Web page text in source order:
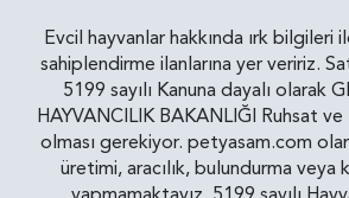
Evcil hayvanlar hakkında ırk bilgileri
sahiplendirme ilanlarına yer veririz.
5199 sayılı Kanuna dayalı olarak
HAYVANCILIK BAKANLIĞI Ruhsat
olması gerekiyor. petyasam.com
üretimi, aracılık, bulundurma veya